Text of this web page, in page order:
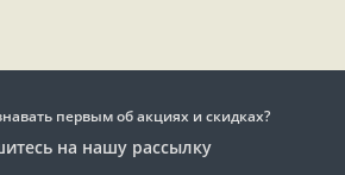
первым об акциях и скидках?
на нашу рассылку